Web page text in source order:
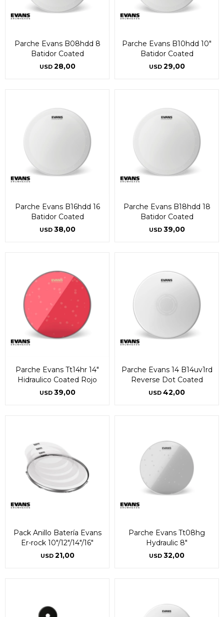
Parche Evans B08hdd 8
Batidor Coated
USD 28,00
Parche Evans B10hdd 10"
Batidor Coated
USD 29,00
Parche Evans B16hdd 16
Batidor Coated
USD 38,00
Parche Evans B18hdd 18
Batidor Coated
USD 39,00
Parche Evans Tt14hr 14"
Hidraulico Coated Rojo
USD 39,00
Parche Evans 14 B14uv1rd
Reverse Dot Coated
USD 42,00
Pack Anillo Batería Evans
Er-rock 10"/12"/14"/16"
USD 21,00
Parche Evans Tt08hg
Hydraulic 8"
USD 32,00